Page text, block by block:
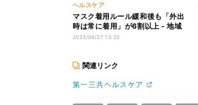
ヘルスケア
マスク着用ルール緩和後も「外出
時は常に着用」が6割以上 - 地域
別では?
2023/04/27 13:33
関連リンク
第一三共ヘルスケア